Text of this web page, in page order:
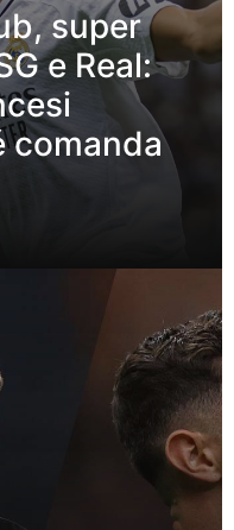
super
e Real:
comanda